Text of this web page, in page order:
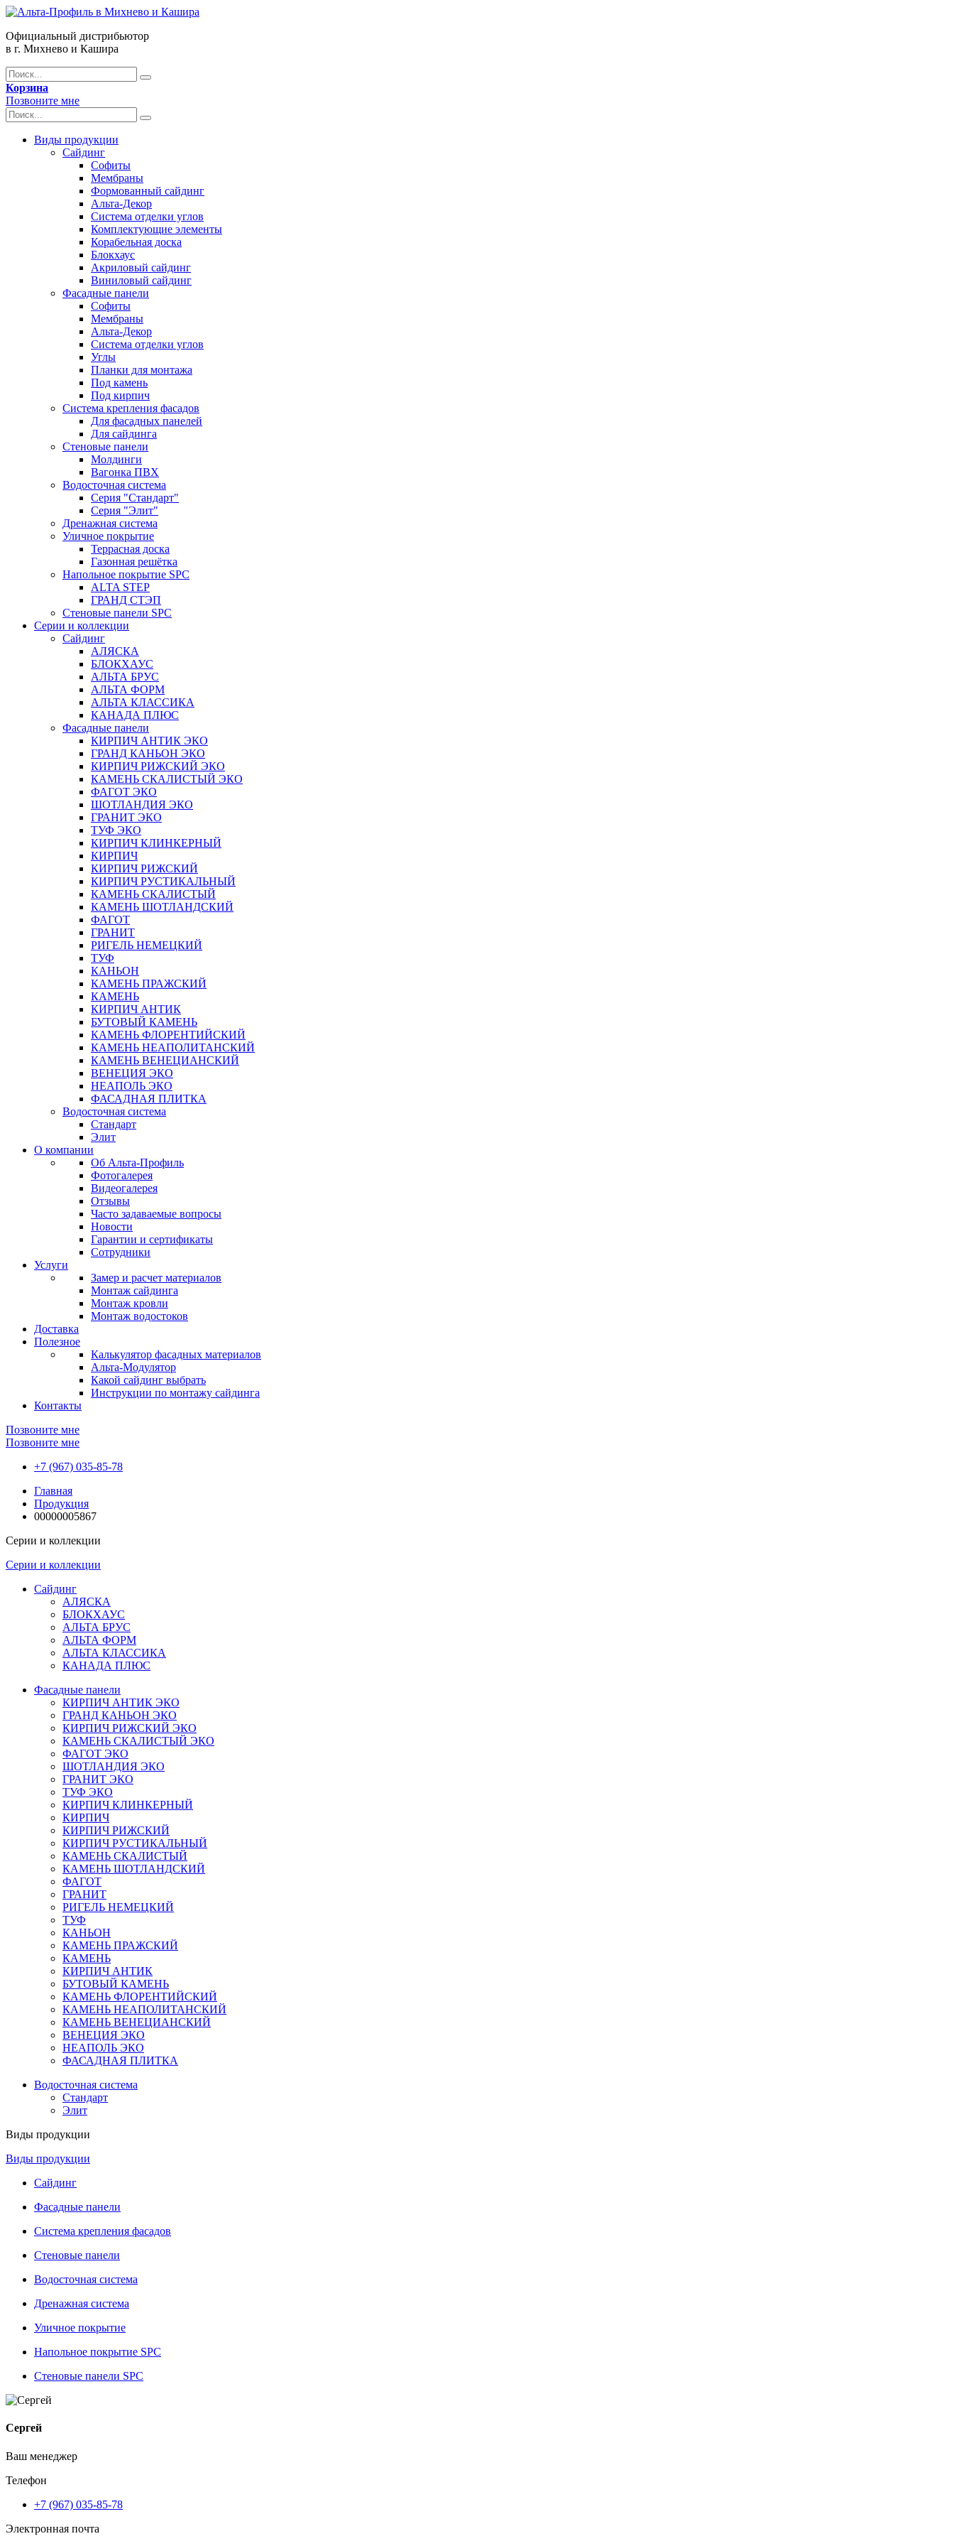
Официальный дистрибьютор
в г. Михнево и Кашира
Корзина
Позвоните мне
Виды продукции
Сайдинг
Софиты
Мембраны
Формованный сайдинг
Альта-Декор
Система отделки углов
Комплектующие элементы
Корабельная доска
Блокхаус
Акриловый сайдинг
Виниловый сайдинг
Фасадные панели
Софиты
Мембраны
Альта-Декор
Система отделки углов
Углы
Планки для монтажа
Под камень
Под кирпич
Система крепления фасадов
Для фасадных панелей
Для сайдинга
Стеновые панели
Молдинги
Вагонка ПВХ
Водосточная система
Серия "Стандарт"
Серия "Элит"
Дренажная система
Уличное покрытие
Террасная доска
Газонная решётка
Напольное покрытие SPC
ALTA STEP
ГРАНД СТЭП
Стеновые панели SPC
Серии и коллекции
Сайдинг
АЛЯСКА
БЛОКХАУС
АЛЬТА БРУС
АЛЬТА ФОРМ
АЛЬТА КЛАССИКА
КАНАДА ПЛЮС
Фасадные панели
КИРПИЧ АНТИК ЭКО
ГРАНД КАНЬОН ЭКО
КИРПИЧ РИЖСКИЙ ЭКО
КАМЕНЬ СКАЛИСТЫЙ ЭКО
ФАГОТ ЭКО
ШОТЛАНДИЯ ЭКО
ГРАНИТ ЭКО
ТУФ ЭКО
КИРПИЧ КЛИНКЕРНЫЙ
КИРПИЧ
КИРПИЧ РИЖСКИЙ
КИРПИЧ РУСТИКАЛЬНЫЙ
КАМЕНЬ СКАЛИСТЫЙ
КАМЕНЬ ШОТЛАНДСКИЙ
ФАГОТ
ГРАНИТ
РИГЕЛЬ НЕМЕЦКИЙ
ТУФ
КАНЬОН
КАМЕНЬ ПРАЖСКИЙ
КАМЕНЬ
КИРПИЧ АНТИК
БУТОВЫЙ КАМЕНЬ
КАМЕНЬ ФЛОРЕНТИЙСКИЙ
КАМЕНЬ НЕАПОЛИТАНСКИЙ
КАМЕНЬ ВЕНЕЦИАНСКИЙ
ВЕНЕЦИЯ ЭКО
НЕАПОЛЬ ЭКО
ФАСАДНАЯ ПЛИТКА
Водосточная система
Стандарт
Элит
О компании
Об Альта-Профиль
Фотогалерея
Видеогалерея
Отзывы
Часто задаваемые вопросы
Новости
Гарантии и сертификаты
Сотрудники
Услуги
Замер и расчет материалов
Монтаж сайдинга
Монтаж кровли
Монтаж водостоков
Доставка
Полезное
Калькулятор фасадных материалов
Альта-Модулятор
Какой сайдинг выбрать
Инструкции по монтажу сайдинга
Контакты
Позвоните мне
Позвоните мне
+7 (967) 035-85-78
Главная
Продукция
00000005867
Серии и коллекции
Серии и коллекции
Сайдинг
АЛЯСКА
БЛОКХАУС
АЛЬТА БРУС
АЛЬТА ФОРМ
АЛЬТА КЛАССИКА
КАНАДА ПЛЮС
Фасадные панели
КИРПИЧ АНТИК ЭКО
ГРАНД КАНЬОН ЭКО
КИРПИЧ РИЖСКИЙ ЭКО
КАМЕНЬ СКАЛИСТЫЙ ЭКО
ФАГОТ ЭКО
ШОТЛАНДИЯ ЭКО
ГРАНИТ ЭКО
ТУФ ЭКО
КИРПИЧ КЛИНКЕРНЫЙ
КИРПИЧ
КИРПИЧ РИЖСКИЙ
КИРПИЧ РУСТИКАЛЬНЫЙ
КАМЕНЬ СКАЛИСТЫЙ
КАМЕНЬ ШОТЛАНДСКИЙ
ФАГОТ
ГРАНИТ
РИГЕЛЬ НЕМЕЦКИЙ
ТУФ
КАНЬОН
КАМЕНЬ ПРАЖСКИЙ
КАМЕНЬ
КИРПИЧ АНТИК
БУТОВЫЙ КАМЕНЬ
КАМЕНЬ ФЛОРЕНТИЙСКИЙ
КАМЕНЬ НЕАПОЛИТАНСКИЙ
КАМЕНЬ ВЕНЕЦИАНСКИЙ
ВЕНЕЦИЯ ЭКО
НЕАПОЛЬ ЭКО
ФАСАДНАЯ ПЛИТКА
Водосточная система
Стандарт
Элит
Виды продукции
Виды продукции
Сайдинг
Фасадные панели
Система крепления фасадов
Стеновые панели
Водосточная система
Дренажная система
Уличное покрытие
Напольное покрытие SPC
Стеновые панели SPC
Сергей
Ваш менеджер
Телефон
+7 (967) 035-85-78
Электронная почта